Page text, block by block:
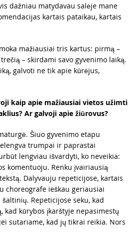
dažniau matydavau salėje mane
kartais pataikau, kartais
mažiausiai tris kartus: pirmą –
– skirdami savo gyvenimo laiką.
galvoti ne tik apie kūrėjus,
kaip apie mažiausiai vietos užimti
Ar galvoji apie žiūrovus?
Šiuo gyvenimo etapu
trumpai ir paprastai
lengviau išvardyti, ko neveikia:
komentuoju. Renku įvairiausią
Dalyvauju repeticijose, kartais
choreografe ieškau geriausiai
Repeticijose seku, kad
kūrybos įkarštyje nepasimestų
sutariame, kad jų tikrai reikia. Nors